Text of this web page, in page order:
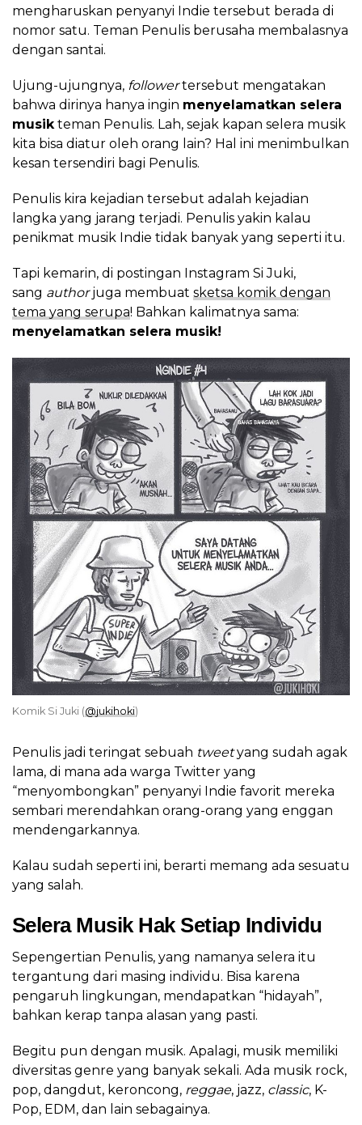
mengharuskan penyanyi Indie tersebut berada di
nomor satu. Teman Penulis berusaha membalasnya
dengan santai.
Ujung-ujungnya, followertersebut mengatakan
bahwa dirinya hanya ingin menyelamatkan selera
musikteman Penulis. Lah, sejak kapan selera musik
kita bisa diatur oleh orang lain? Hal ini menimbulkan
kesan tersendiri bagi Penulis.
Penulis kira kejadian tersebut adalah kejadian
langka yang jarang terjadi. Penulis yakin kalau
penikmat musik Indie tidak banyak yang seperti itu.
Tapi kemarin, di postingan Instagram Si Juki,
sang authorjuga membuat sketsa komik dengan
tema yang serupa! Bahkan kalimatnya sama:
menyelamatkan selera musik!
Komik Si Juki (@jukihoki)
Penulis jadi teringat sebuah tweetyang sudah agak
lama, di mana ada warga Twitter yang
“menyombongkan” penyanyi Indie favorit mereka
sembari merendahkan orang-orang yang enggan
mendengarkannya.
Kalau sudah seperti ini, berarti memang ada sesuatu
yang salah.
Selera Musik Hak Setiap Individu
Sepengertian Penulis, yang namanya selera itu
tergantung dari masing individu. Bisa karena
pengaruh lingkungan, mendapatkan “hidayah”,
bahkan kerap tanpa alasan yang pasti.
Begitu pun dengan musik. Apalagi, musik memiliki
diversitas genre yang banyak sekali. Ada musik rock,
pop, dangdut, keroncong, reggae, jazz, classic, K-
Pop, EDM, dan lain sebagainya.